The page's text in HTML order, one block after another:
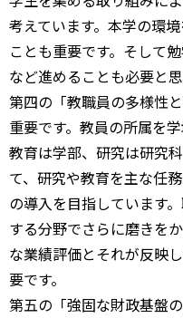
考えています。本学の環
ことも重要です。そして
など進めることも必要と思
第四の「教職員の多様性
重要です。教員の所属を
教育は学部、研究は研究
て、研究や教育を主な任
の導入を目指しています
する分野でさらに磨きを
な業績評価とそれが反映
要です。
第五の「強固な財政基盤